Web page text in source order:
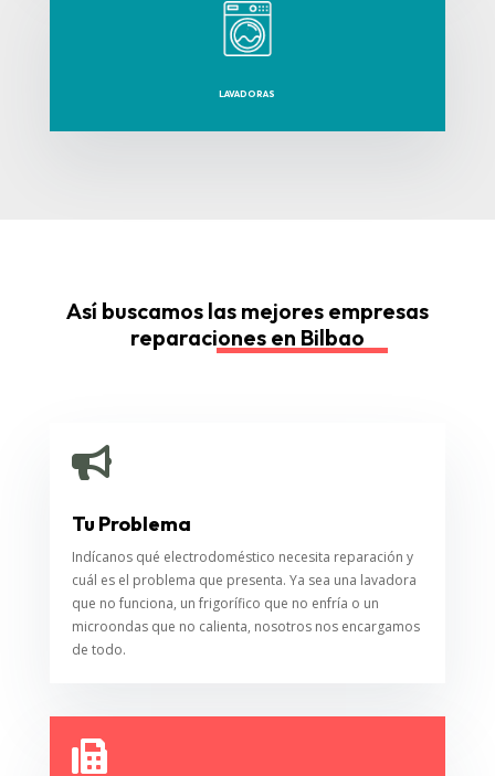
LAVADORAS
Así buscamos las mejores empresas
reparaciones en Bilbao

Tu Problema
Indícanos qué electrodoméstico necesita reparación y
cuál es el problema que presenta. Ya sea una lavadora
que no funciona, un frigorífico que no enfría o un
microondas que no calienta, nosotros nos encargamos
de todo.
